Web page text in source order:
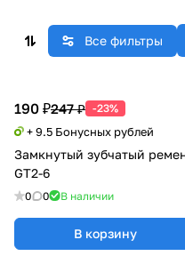
Все фильтры
190 ₽247 ₽ -23%
+ 9.5 Бонусных рублей
Замкнутый зубчатый
GT2-6
0 0 В наличии
В корзину